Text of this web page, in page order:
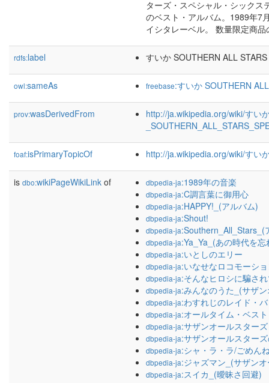
ターズ・スペシャル・シック
のベスト・アルバム。1989年7
イシタレーベル。 数量限定商
rdfs:label すいか SOUTHERN ALL
owl:sameAs freebase:すいか SOUTHERN
prov:wasDerivedFrom
http://ja.wikipedia.org/wiki/すい
foaf:isPrimaryTopicOf http://ja.wikipedia.org/wiki/すい
is dbo:wikiPageWikiLink of dbpedia-ja:1989年の音楽
dbpedia-ja:C調言葉に御用心
dbpedia-ja:HAPPY!_(アルバム)
dbpedia-ja:Shout!
dbpedia-ja:Southern_All_Stars_(
dbpedia-ja:Ya_Ya_(あの時代を忘
dbpedia-ja:いとしのエリー
dbpedia-ja:いなせなロコモーシ
dbpedia-ja:そんなヒロシに騙さ
dbpedia-ja:みんなのうた_(サザ
dbpedia-ja:わすれじのレイド・
dbpedia-ja:オールタイム・ベスト
dbpedia-ja:サザンオールスターズ
dbpedia-ja:サザンオールスター
dbpedia-ja:シャ・ラ・ラ/ごめん
dbpedia-ja:ジャズマン_(サザン
dbpedia-ja:スイカ_(曖昧さ回避)